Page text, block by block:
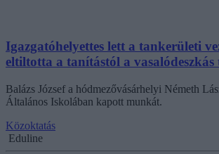
Igazgatóhelyettes lett a tankerületi
eltiltotta a tanítástól a vasalódeszkás
Balázs József a hódmezővásárhelyi Németh
Általános Iskolában kapott munkát.
Közoktatás
Eduline